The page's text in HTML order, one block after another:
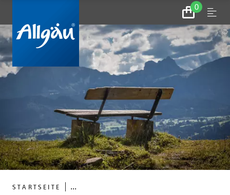
0
Zum
Warenkorb
Menu
©
STARTSEITE ...